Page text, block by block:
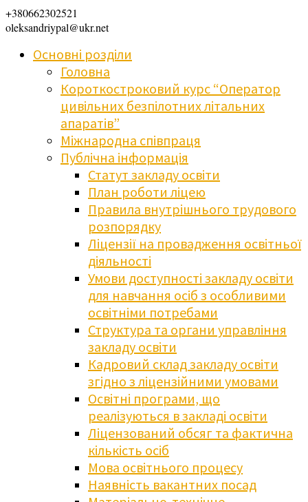
+380662302521
oleksandriypal@ukr.net
Основні розділи
Головна
Короткостроковий курс “Оператор
цивільних безпілотних літальних
апаратів”
Міжнародна співпраця
Публічна інформація
Статут закладу освіти
План роботи ліцею
Правила внутрішнього трудового
розпорядку
Ліцензії на провадження освітньої
діяльності
Умови доступності закладу освіти
для навчання осіб з особливими
освітніми потребами
Структура та органи управління
закладу освіти
Кадровий склад закладу освіти
згідно з ліцензійними умовами
Освітні програми, що
реалізуються в закладі освіти
Ліцензований обсяг та фактична
кількість осіб
Мова освітнього процесу
Наявність вакантних посад